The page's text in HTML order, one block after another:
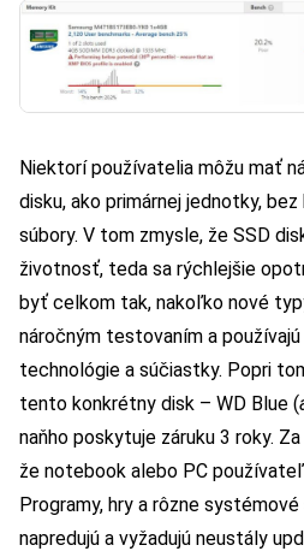
Niektorí používatelia môžu mať
disku, ako primárnej jednotky,
súbory. V tom zmysle, že SSD
životnosť, teda sa rýchlejšie
byť celkom tak, nakoľko nové
náročným testovaním a
technológie a súčiastky. Popri
tento konkrétny disk – WD Blue (
naňho poskytuje záruku 3 roky.
že notebook alebo PC
Programy, hry a rôzne
napredujú a vyžadujú neustály